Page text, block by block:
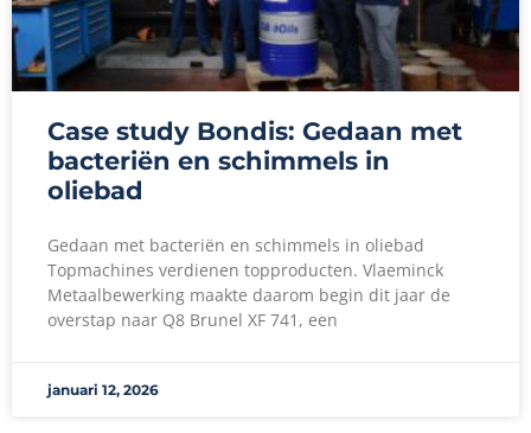
Case study Bondis: Gedaan met
bacteriën en schimmels in
oliebad
Gedaan met bacteriën en schimmels in oliebad
Topmachines verdienen topproducten. Vlaeminck
Metaalbewerking maakte daarom begin dit jaar de
overstap naar Q8 Brunel XF 741, een
januari 12, 2026